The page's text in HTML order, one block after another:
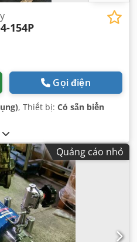
154P
Gọi điện
, Thiết bị: Có sẵn biển
Quảng cáo nhỏ